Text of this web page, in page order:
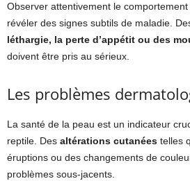
Observer attentivement le
révéler des signes subtils de maladie.
léthargie, la perte d’appétit ou des
doivent être pris au sérieux.
Les problèmes
La santé de la peau est un indicateur
reptile. Des altérations cutanées telles
éruptions ou des changements de
problèmes sous-jacents.